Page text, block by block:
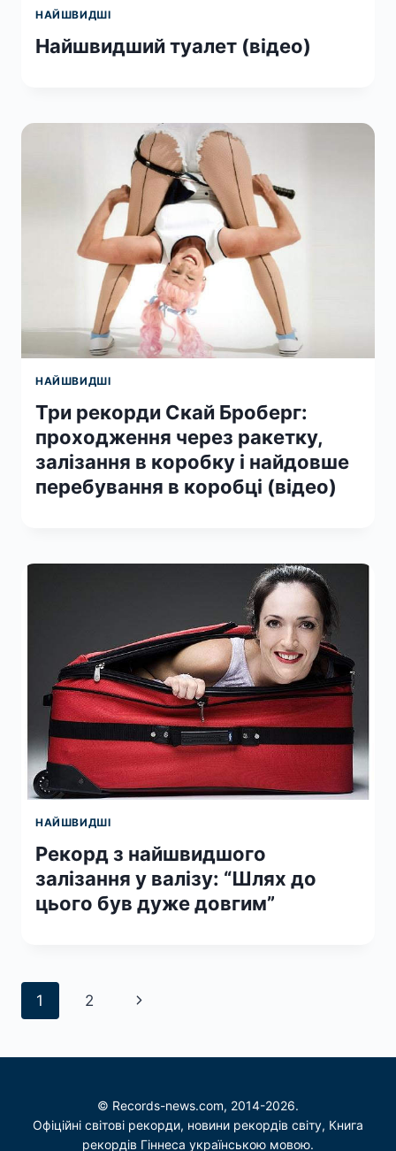
НАЙШВИДШІ
Найшвидший туалет (відео)
НАЙШВИДШІ
Три рекорди Скай Броберг:
проходження через ракетку,
залізання в коробку і найдовше
перебування в коробці (відео)
НАЙШВИДШІ
Рекорд з найшвидшого
залізання у валізу: “Шлях до
цього був дуже довгим”
Навігація
1 2
Наступна
© Records-news.com, 2014-2026.
Офіційні світові рекорди, новини рекордів світу, Книга
рекордів Гіннеса українською мовою.